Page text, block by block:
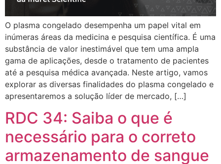
O plasma congelado desempenha um papel vital em
inúmeras áreas da medicina e pesquisa científica. É uma
substância de valor inestimável que tem uma ampla
gama de aplicações, desde o tratamento de pacientes
até a pesquisa médica avançada. Neste artigo, vamos
explorar as diversas finalidades do plasma congelado e
apresentaremos a solução líder de mercado, […]
RDC 34: Saiba o que é
necessário para o correto
armazenamento de sangue